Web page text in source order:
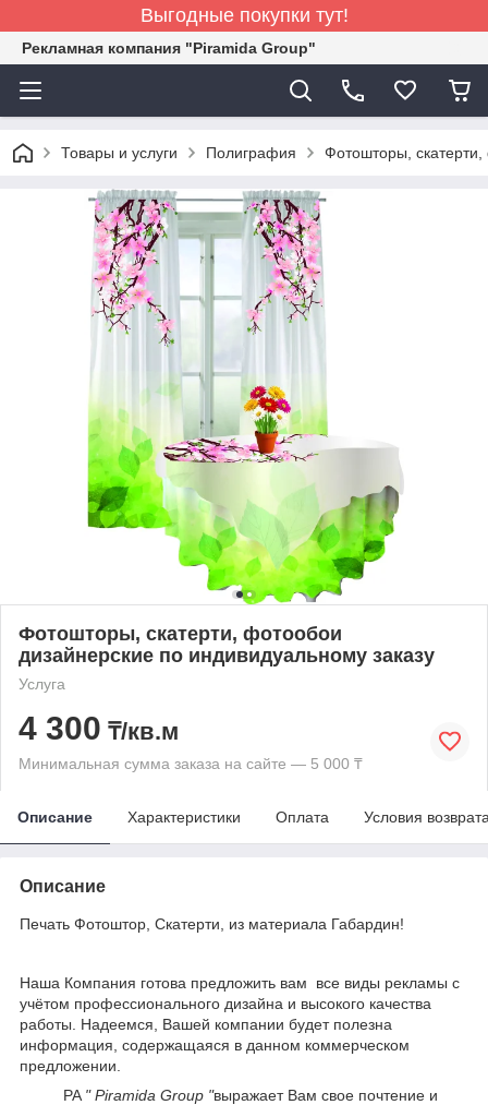
Выгодные покупки тут!
Рекламная компания "Piramida Group"
Товары и услуги Полиграфия Фотошторы, скатерти,
Фотошторы, скатерти, фотообои
дизайнерские по индивидуальному заказу
Услуга
4 300 ₸/кв.м
Минимальная сумма заказа на сайте — 5 000 ₸
Описание Характеристики Оплата Условия
Описание
Печать Фотоштор, Скатерти, из материала Габардин!
Наша Компания готова предложить вам все виды рекламы с
учётом профессионального дизайна и высокого качества
работы. Надеемся, Вашей компании будет полезна
информация, содержащаяся в данном коммерческом
предложении.
PA " Piramida Group "выражает Вам свое почтение и